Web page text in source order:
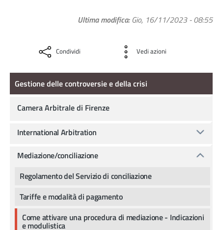
Ultima modifica Gio, 16/11/2023 - 08:55
Condividi Vedi azioni
Gestione delle controversie e della crisi
Gestione delle controversie e della crisi
Camera Arbitrale di Firenze
International Arbitration
Mediazione/conciliazione
Regolamento del Servizio di conciliazione
Tariffe e modalità di pagamento
Come attivare una procedura di mediazione - Indicazioni
e modulistica